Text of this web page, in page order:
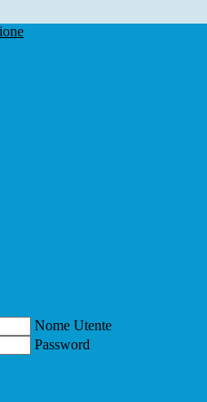
Nome Utente
Password